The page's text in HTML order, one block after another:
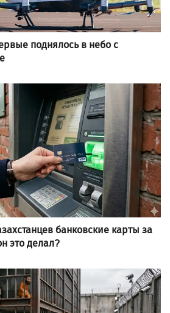
поднялось в небо с
банковские карты за
это делал?